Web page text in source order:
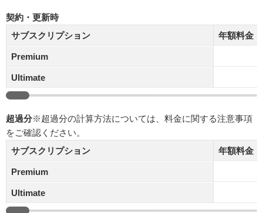
契約・更新時
サブスクリプション
年額料金
Premium
Ultimate
超過分※超過分の計算方法については、料金に関する注意事項
をご確認ください。
サブスクリプション
年額料金
Premium
Ultimate